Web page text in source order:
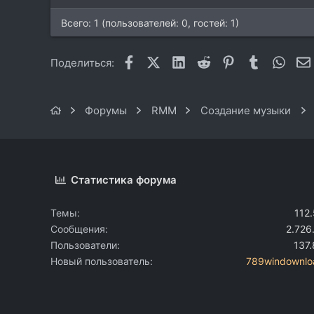
Всего: 1 (пользователей: 0, гостей: 1)
Поделиться: FacebookX (Twitter)
LinkedIn
Reddit Pinterest
Tumblr
Форумы RMM Создание музыки
Статистика форума
Темы
Сообщения
Пользователи
Новый пользователь